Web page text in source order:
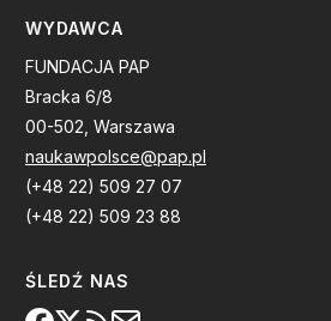
WYDAWCA
FUNDACJA PAP
Bracka 6/8
00-502, Warszawa
naukawpolsce@pap.pl
(+48 22) 509 27 07
(+48 22) 509 23 88
ŚLEDŹ NAS